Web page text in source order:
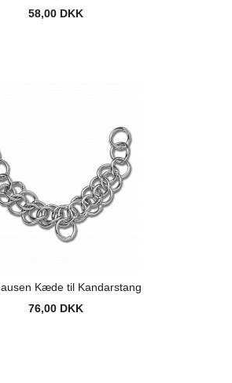
58,00 DKK
Kæde til Kandarstang
76,00 DKK